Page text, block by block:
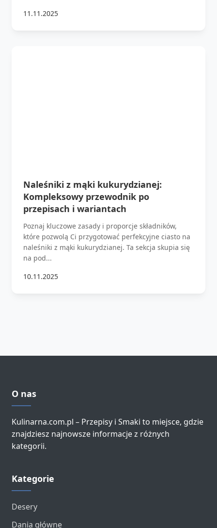
11.11.2025
Naleśniki z mąki kukurydzianej:
Kompleksowy przewodnik po
przepisach i wariantach
Poznaj kluczowe zasady i proporcje składników,
które pozwolą Ci przygotować perfekcyjne ciasto na
naleśniki z mąki kukurydzianej. Ta sekcja skupia się
na pod...
10.11.2025
O nas
Kulinarna.com.pl – Przepisy i Smaki to miejsce, gdzie
znajdziesz najnowsze informacje z różnych
kategorii.
Kategorie
Desery
Dania główne